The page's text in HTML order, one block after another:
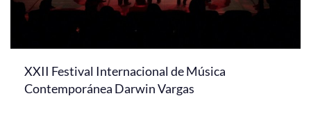
XXII Festival Internacional de Música
Contemporánea Darwin Vargas